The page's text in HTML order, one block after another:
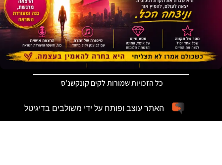
כל הזכויות שמורות לקים קונקשנ'ס
האתר עוצב ופותח על ידי משולבים בדיגיטל